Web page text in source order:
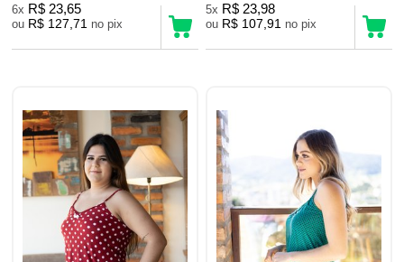
6x R$ 23,65
ou R$ 127,71 no pix
5x R$ 23,98
ou R$ 107,91 no pix